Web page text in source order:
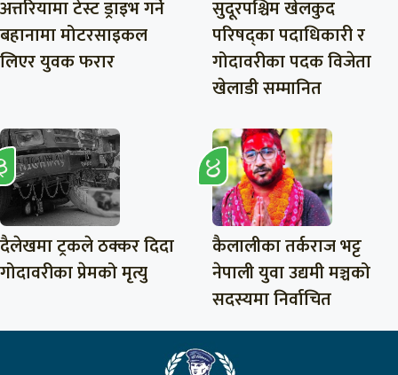
अत्तरियामा टेस्ट ड्राइभ गर्ने
बहानामा मोटरसाइकल
लिएर युवक फरार
सुदूरपश्चिम खेलकुद
परिषद्का पदाधिकारी र
गोदावरीका पदक विजेता
खेलाडी सम्मानित
दैलेखमा ट्रकले ठक्कर दिदा
गोदावरीका प्रेमको मृत्यु
कैलालीका तर्कराज भट्ट
नेपाली युवा उद्यमी मञ्चको
सदस्यमा निर्वाचित